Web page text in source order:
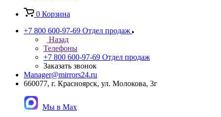
0 Корзина
+7 800 600-97-69 Отдел продаж
Назад
Телефоны
+7 800 600-97-69 Отдел продаж
Заказать звонок
Manager@mirrors24.ru
660077, г. Красноярск, ул. Молокова, 3г
Мы в Max